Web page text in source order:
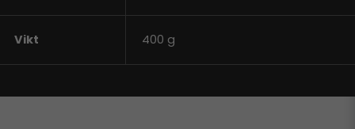
Vikt 400 g